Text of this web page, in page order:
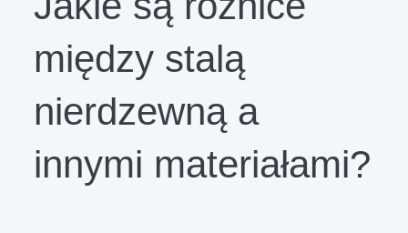
między stalą
nierdzewną a
innymi materiałami?